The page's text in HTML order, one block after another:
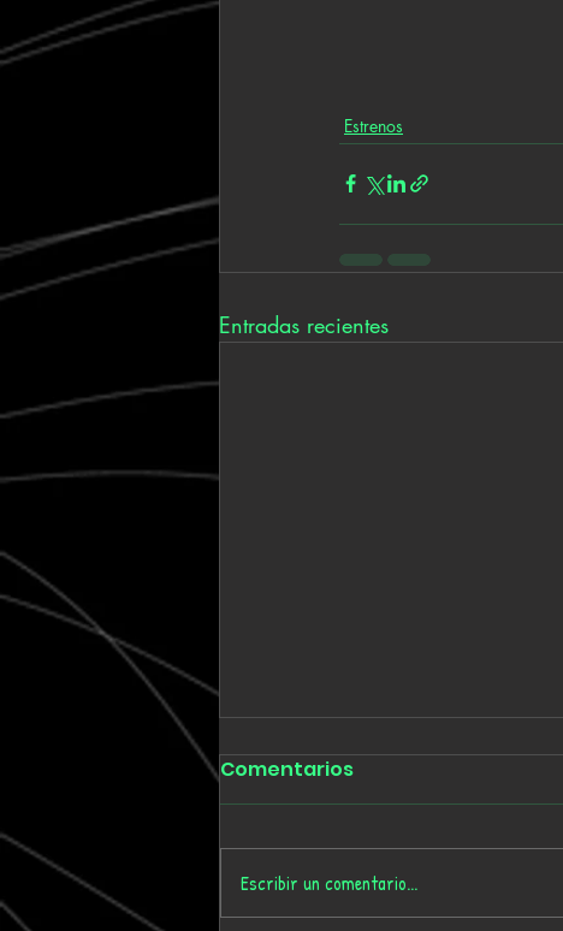
Estrenos
Entradas recientes
Comentarios
Escribir un comentario...